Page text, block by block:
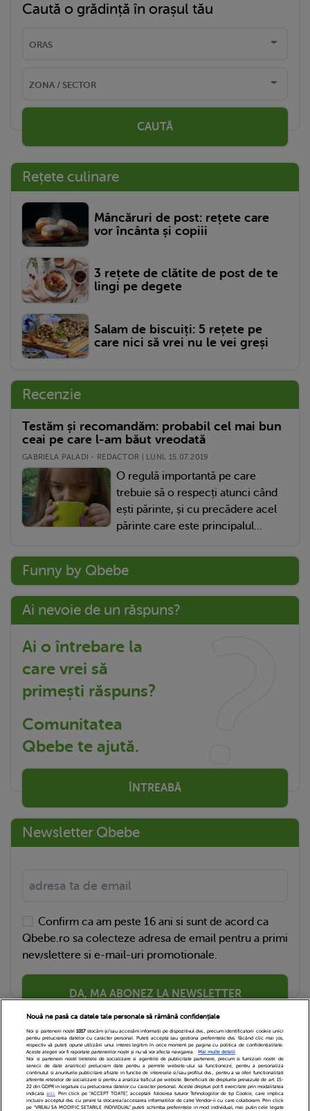
Caută o grădință în orașul tău
CAUTĂ
Rețete culinare
Mâncăruri de post: rețete care
vor încânta și copiii
3 rețete de clătite de post de te
lingi pe degete
Salam de biscuiți: 5 rețete pe
care nici să vrei nu le vei greși
Recenzie
Testăm și recomandăm: probabil cel mai bun
ceai pe care l-am băut vreodată
GABRIELA PALADI - REDACTOR | LUNI, 15.07.2019
O regulă importantă pe care
trebuie să o respecți atunci când
ești părinte, și cu precădere acel
părinte care este principalul...
Funny by Qbebe
Ai nevoie de un răspuns?
Ai o întrebare la
care vrei să
primești răspuns?
Comunitatea
Qbebe te ajută.
ÎNTREABĂ
Newsletter Qbebe
Confirm ca am peste 16 ani si sunt de acord ca
Qbebe.ro sa colecteze adresa de email pentru a primi
newslettere si e-mail-uri promotionale.
DA, MA ABONEZ LA NEWSLETTER
Echipa Editoriala Newsletter Contact
Nouă ne pasă ca datele tale personale să rămână confidențiale
Noi și partenerii noștri 1017stocăm și/sau accesăm informații pe dispozitivul dvs., precum identificatorii cookie unici
pentru prelucrarea datelor cu caracter personal. Puteți accepta sau gestiona preferințele dvs. făcând clic mai jos,
respectiv vă puteți opune utilizării unui interes legitim în orice moment pe pagina cu politica de confidențialitate.
Aceste alegeri vor fi raportate partenerilor noștri și nu vă vor afecta navigarea.
Mai multe detalii
Noi si partenerii nostri (retelele de socializare si agentiile de publicitate partenere, precum si furnizorii nostri de
servicii de date analitice) prelucram date pentru a permite website-ului sa functioneze, pentru a personaliza
continutul si anunturile publicitare afisate in functie de interesele si/sau profilul dvs., pentru a va oferi functionalitati
aferente retelelor de socializare si pentru a analiza traficul pe website. Beneficiati de drepturile prevazute de art. 15-
22 din GDPR in legatura cu prelucrarea datelor cu caracter personal. Aceste drepturi pot fi exercitate prin modalitatea
indicataaici. Prin click pe “ACCEPT TOATE”, acceptati folosirea tuturor Tehnologiilor de tip Cookie, care implica
inclusiv acceptul dvs. cu privire la stocarea/accesarea informatiilor de catre Vendor-ii cu care colaboram. Prin click
pe “VREAU SA MODIFIC SETARILE INDIVIDUAL” puteti schimba preferintele in mod individual, mai putin cele legate